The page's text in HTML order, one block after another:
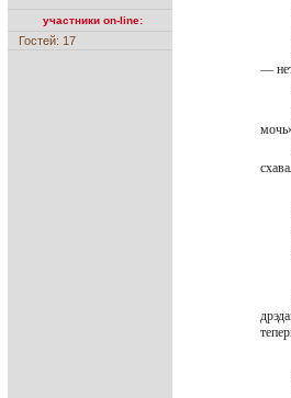
участники on-line:
Гостей: 17
—